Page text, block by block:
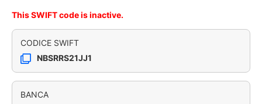
This SWIFT code is inactive.
CODICE SWIFT
NBSRRS21JJ1
BANCA